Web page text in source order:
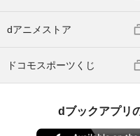
dアニメストア
ドコモスポーツくじ
dブックアプリ